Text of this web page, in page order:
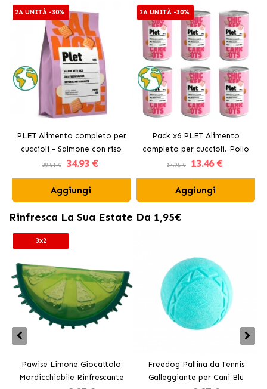
2A UNITÀ -30%
PLET Alimento completo per
cuccioli - Salmone con riso
38.81 € 34.93 €
Aggiungi
2A UNITÀ -30%
Pack x6 PLET Alimento
completo per cuccioli. Pollo
con carote.
14.95 € 13.46 €
Aggiungi
Rinfresca La Sua Estate Da 1,95€
3x2
Pawise Limone Giocattolo
Mordicchiabile Rinfrescante
Freedog Pallina da Tennis
Galleggiante per Cani Blu